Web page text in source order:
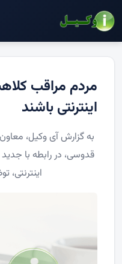
مردم مراقب
اینترنتی باشند
به گزارش آی وکیل،
قدوسی، در رابطه با
اینترنتی،